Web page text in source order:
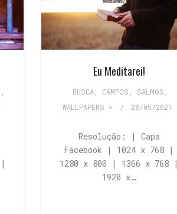
Eu Meditarei!
BUSCA CAMPOS SALMOS
WALLPAPERS >
/ 28/05/2021
Resolução: | Capa
Facebook | 1024 x 768 |
1280 x 800 | 1366 x 768 |
1920 x…